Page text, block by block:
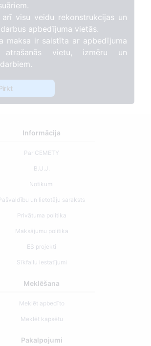
arī visu veidu rekonstrukcijas un
apbedījuma vietās.
maksa ir saistīta ar apbedījuma
atrašanās vietu, izmēru un
Informācija
Par CEMETY
B.U.J.
Notikumi
un lietotāju saraksts
Privātuma politika
Maksājumu politika
ES projekti
Sīkfailu iestatījumi
Meklēšana
Meklēt apbedīto
Meklēt kapsētu
Pakalpojumi